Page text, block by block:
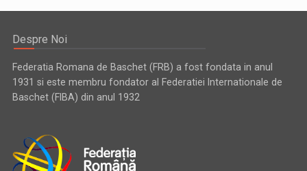
Despre Noi
Federatia Romana de Baschet (FRB) a fost fondata in anul
1931 si este membru fondator al Federatiei Internationale de
Baschet (FIBA) din anul 1932